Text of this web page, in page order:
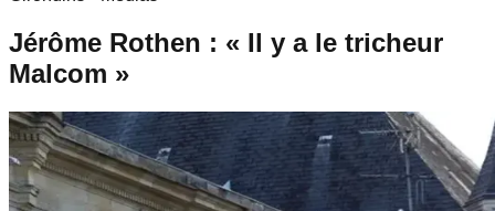
Jérôme Rothen : « Il y a le tricheur
Malcom »